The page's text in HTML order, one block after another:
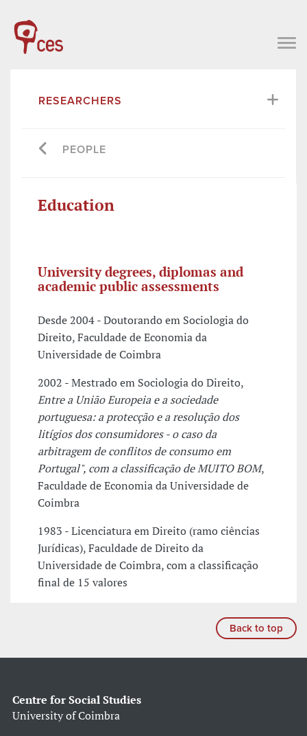
RESEARCHERS
PEOPLE
Education
University degrees, diplomas and
academic public assessments
Desde 2004 - Doutorando em Sociologia do
Direito, Faculdade de Economia da
Universidade de Coimbra
2002 - Mestrado em Sociologia do Direito,
Entre a União Europeia e a sociedade
portuguesa: a protecção e a resolução dos
litígios dos consumidores - o caso da
arbitragem de conflitos de consumo em
Portugal", com a classificação de MUITO BOM,
Faculdade de Economia da Universidade de
Coimbra
1983 - Licenciatura em Direito (ramo ciências
Jurídicas), Faculdade de Direito da
Universidade de Coimbra, com a classificação
final de 15 valores
Back to top
Centre for Social Studies
University of Coimbra